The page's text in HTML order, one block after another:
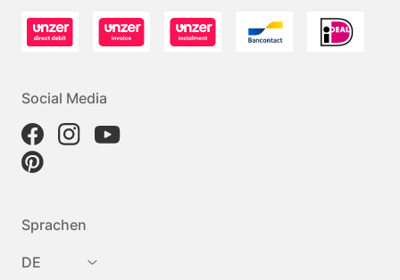
Social Media
Sprachen
DE